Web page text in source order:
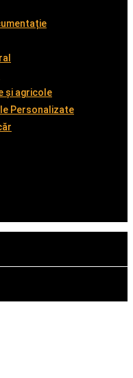
și agricole
Personalizate